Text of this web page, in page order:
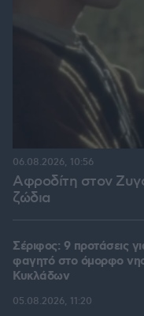
Αφροδίτη στον
ζώδια
06.08.2026, 10:56
Σέριφος: 9 προτάσεις
φαγητό στο όμορφο
Κυκλάδων
05.08.2026, 11:20